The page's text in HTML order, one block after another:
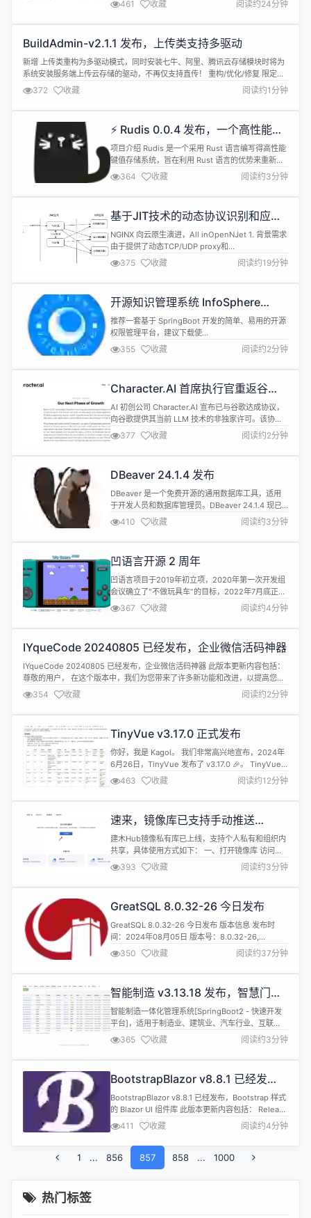
式，用于替代 deb、rpm等包管理工具，实现应用包
管理、分发、容器、集成开发工具等功能。作为一种
隔离的运行环境，来解决传统包管理系统强依赖导致
的兼容性问题，以及权限松...
461 收藏 阅读约24分钟
BuildAdmin-v2.1.1 发布，上传类支持多驱动
新增 上传类重构为多驱动模式，同时安装七牛、阿里、腾讯云存储模块时将为
系统安装服务端上传云存储的驱动，不再仅支持直传！ 重构/优化/修复 限定
think-orm版本以修复该依赖新版本带来的问题 修复上传组件的文件上传状态
可能错误的问题 修复自定义后台入口后WEB终端命令执行失败的问题 修复v-
drag指令对el-dialog使用时会意外抖动的问题 修复会员的...
372 收藏 阅读约1分钟
⚡ Rudis 0.0.4 发布，一个高性能内
存数据库
项目介绍 Rudis 是一个采用 Rust 语言编写得高性能
键值存储系统，旨在利用 Rust 语言的优势来重新复
现 Rudis 的核心功能，以满足用户对高性能、可靠性
和安全性的需求，同时保证与 Rudis API 的兼容。
跨平台，兼容 windows、linux 系统架构。 兼容 字
rdb 与 aof 机制...
364 收藏 阅读约3分钟
基于JIT技术的动态协议识别和应用
防护
NGINX 向云原生演进，All inOpenNJet 1. 背景需求
由于提供了动态TCP/UDP proxy和
proxy_protocol2的设置能力，NJet在非HTTP的私
有TCP协议方面得到了较多的应用。常用的场景是
NJet作为标准的TCP4层proxy，把请求转发到后端
4层代理，社区选择NJet，除...
375 收藏 阅读约19分钟
开源知识管理系统 InfoSphere
2024.1.5 发布
推荐一套基于 SpringBoot 开发的简单、易用的开源
权限管理平台，建议下载使
用:https://github.com/devlive-community/authx
推荐一套为 Java 开发人员提供方便易用的 SDK 来与
目前提供服务的的 Open AI 进行交互组件：
355 收藏 阅读约2分钟
Character.AI 首席执行官重返谷
歌，加入 DeepMind 团队
AI 初创公司 Character.AI 宣布已与谷歌达成协议，
向谷歌提供其当前 LLM 技术的非独家许可。该协议
也将为 Character.AI 带来更多资金，以继续发展其
AI 产品。 与此同时，Character AI 联合创始人
Noam Shazeer 和 Daniel De Freitas 以及部分研究
377 收藏 阅读约2分钟
DBeaver 24.1.4 发布
DBeaver 是一个免费开源的通用数据库工具，适用
于开发人员和数据库管理员。DBeaver 24.1.4 现已
发布，更新内容如下： SQL Editor： 添加了带有语
义错误描述的问题标记。可以点击工具提示中的问题
描述来找出查询中存在的问题。 禁止在只读模式下执
CREATE 和 ALTER 语句 改进...
410 收藏 阅读约3分钟
凹语言开源 2 周年
凹语言项目于2019年初立项，2020年第一次开发组
会议确立了"不做玩具车"的目标，2022年7月底正式
开源，至今开源2周年。简单回顾在最近1年的项目进
展和未来目标。凹语言主页：https://wa-lang.org/
凹语言1年来的工作进展 在1年内开发组举行了13次会
共8个版本。最近1年凹语言重...
367 收藏 阅读约4分钟
IYqueCode 20240805 已经发布，企业微信活码神器
IYqueCode 20240805 已经发布，企业微信活码神器 此版本更新内容包括：
尊敬的用户， 在这个版本中，我们为您带来了许多新功能和改进，以提高您的
工作效率和用户体验。以下是本次新版本的主要功能亮点： 时段欢迎语 企业可
以根据不同的时间段,设置员工欢迎语，从而设置不同时间段内的营销规则。 功
能优化 相同相关功能代码优化以及bug修复。 除了以上功能...
354 收藏 阅读约2分钟
TinyVue v3.17.0 正式发布
你好，我是 Kagol。 我们非常高兴地宣布，2024年
6月26日，TinyVue 发布了 v3.17.0 🎉。 TinyVue
每次大版本发布，都会给大家带来一些实用的新特
性，上一个版本我们重构了 chart-core，新增
CircleProcessChart 圆环进度图等6个新的图表组
463 收藏 阅读约12分钟
速来，镜像库已支持手动推送
啦！！！
建木Hub镜像私有库已上线，支持个人私有和组织内
共享，具体使用方式如下： 一、打开镜像库 访问镜
像库：https://image.jianmuhub.com，点击立即
体验。 若尚未开通，登录后勾选协议，点击立即开
通。 二、创建镜像仓库 填写仓库信息 归属：可以选
作】中创建）。归属代表镜像仓库属于谁。 唯一标
识：镜...
393 收藏 阅读约3分钟
GreatSQL 8.0.32-26 今日发布
GreatSQL 8.0.32-26 今日发布 版本信息 发布时
间：2024年08月05日 版本号：8.0.32-26,
Revision a68b3034c3d 下载链接：
https://gitee.com/GreatSQL/GreatSQL/releases/tag/
8.0.32-26 用户手册：https://greatsql.cn/...
350 收藏 阅读约37分钟
智能制造 v3.13.18 发布，智慧门店
更新
智能制造一体化管理系统[SpringBoot2 - 快速开发
平台]，适用于制造业、建筑业、汽车行业、互联
网、教育、政府机关等机构的管理。包含文件在线操
作、工作日志、多班次考勤、CRM、ERP 进销存、
项目管理、EHR、拖拽式生成问卷、日程、笔记、工
公告模块、企业论坛、云售后模块、生产模块、系统
模块化同步模块等多种...
365 收藏 阅读约3分钟
BootstrapBlazor v8.8.1 已经发
布，Bootstrap 样式的 Blazor UI 组
件库
BootstrapBlazor v8.8.1 已经发布，Bootstrap 样式
的 Blazor UI 组件库 此版本更新内容包括： Release
2024-8-4 V8.8.1 Bugs fix(InputGroup): 兼容
ValidateForm 内使用 by @ArgoZhang in
https://github.com/dotnetcore/...
411 收藏 阅读约4分钟
1 ... 856 857 858 ... 1000
热门标签